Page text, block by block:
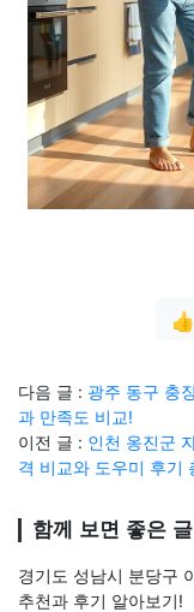
다음 글 : 광주 동구 충
과 만족도 비교!
이전 글 : 인천 옹진군
격 비교와 도우미 후기
함께 보면 좋은 글
경기도 성남시 분당구
추천과 후기 알아보기!